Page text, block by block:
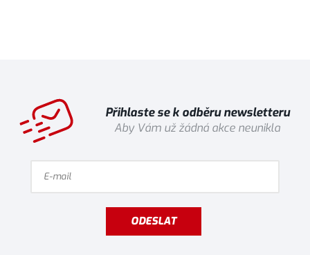
Přihlaste se k odběru newsletteru
Aby Vám už žádná akce neunikla
ODESLAT